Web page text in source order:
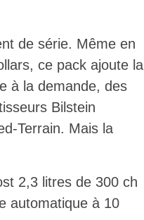
de série. Même en
ce pack ajoute la
à la demande, des
Bilstein
Terrain. Mais la
2,3 litres de 300 ch
automatique à 10